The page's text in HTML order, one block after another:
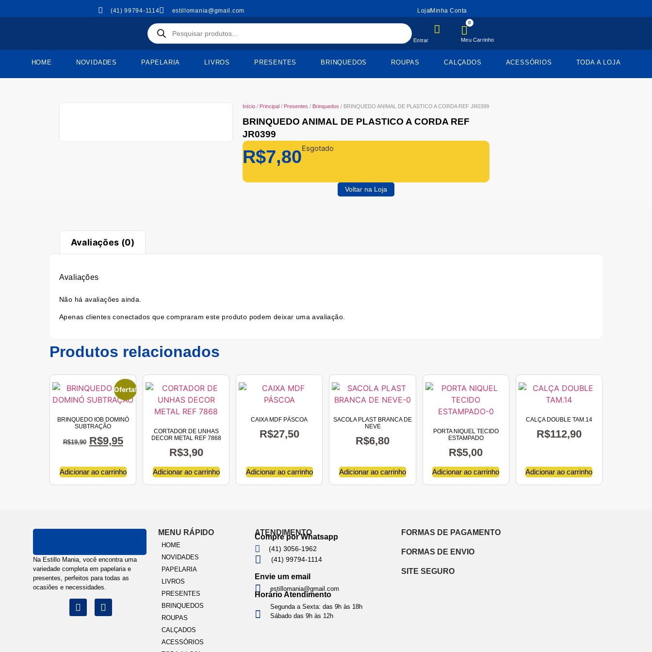
(41) 99794-1114 estillomania@gmail.com LojaMinha Conta
Entrar
0
Meu Carrinho
HOME NOVIDADES PAPELARIA LIVROS PRESENTES BRINQUEDOS ROUPAS CALÇADOS ACESSÓRIOS TODA A LOJA
Início/ Principal/ Presentes / Brinquedos / BRINQUEDO ANIMAL DE PLASTICO A CORDA REF JR0399
BRINQUEDO ANIMAL DE PLASTICO A CORDA REF
JR0399
R$7,80Esgotado
Voltar na Loja
Avaliações (0)
Avaliações
Não há avaliações ainda.
Apenas clientes conectados que compraram este produto podem deixar uma avaliação.
Produtos relacionados
Oferta!
BRINQUEDO IOB DOMINÓ
SUBTRAÇÃO
R$19,90 R$9,95
Adicionar ao carrinho
CORTADOR DE UNHAS
DECOR METAL REF 7868
R$3,90
Adicionar ao carrinho
CAIXA MDF PÁSCOA
R$27,50
Adicionar ao carrinho
SACOLA PLAST BRANCA DE
NEVE
R$6,80
Adicionar ao carrinho
PORTA NIQUEL TECIDO
ESTAMPADO
R$5,00
Adicionar ao carrinho
CALÇA DOUBLE TAM.14
R$112,90
Adicionar ao carrinho
Na Estillo Mania, você encontra uma
variedade completa em papelaria e
presentes, perfeitos para todas as
ocasiões e necessidades.
MENU RÁPIDO
HOME
NOVIDADES
PAPELARIA
LIVROS
PRESENTES
BRINQUEDOS
ROUPAS
CALÇADOS
ACESSÓRIOS
ATENDIMENTO
Compre por Whatsapp
(41) 3056-1962
(41) 99794-1114
Envie um email
estillomania@gmail.com
Horário Atendimento
Segunda a Sexta: das 9h às 18h
Sábado das 9h às 12h
FORMAS DE PAGAMENTO
FORMAS DE ENVIO
SITE SEGURO